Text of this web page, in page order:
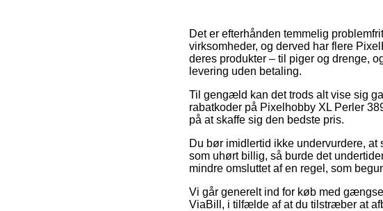
Det er efterhånden temmelig
virksomheder, og derved har flere
deres produkter – til piger og drenge,
levering uden betaling.
Til gengæld kan det trods alt vise sig
rabatkoder på Pixelhobby XL Perler
på at skaffe sig den bedste pris.
Du bør imidlertid ikke undervurdere,
som uhørt billig, så burde det
mindre omsluttet af en regel, som
Vi går generelt ind for køb med
ViaBill, i tilfælde af at du tilstræber at